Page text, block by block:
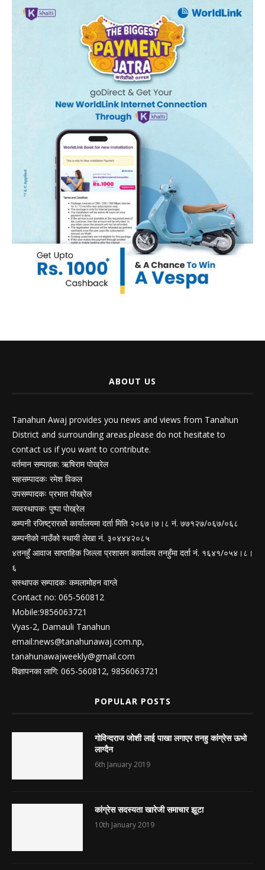
ABOUT US
Tanahun Awaj provides you news and views from Tanahun
District and surrounding areas.please do not hesitate to
contact us if you want to contribute.
वर्तमान सम्पादक: ऋषिराम पोख्रेल
सहसम्पादकः रमेश विकल
उपसम्पादकः प्रभात पोख्रेल
व्यवस्थापकः पुष्पा पोख्रेल
कम्पनी रजिष्ट्रारको कार्यालयमा दर्ता मिति २०६७।७।८ नं. ७७१२७/०६७/०६८
कम्पनीको नाउँको स्थायी लेखा नं. ३०४४४२०८५
४तनहुँ आवाज साप्ताहिक जिल्ला प्रशासन कार्यालय तनहुँमा दर्ता नं. १६४१/०५४।८।
६
सस्थापक सम्पादकः कमलामोहन वाग्ले
Contact no: 065-560812
Mobile:9856063721
Vyas-2, Damauli Tanahun
email:news@tanahunawaj.com.np,
tanahunawajweekly@gmail.com
विज्ञापनका लागि: 065-560812, 9856063721
POPULAR POSTS
गोविन्दराज जोशी लाई पाखा लगाएर तनहु कांग्रेस ऊभो
लाग्दैन
6th January 2019
कांग्रेस सदस्यता खारेजी समाचार झूटा
10th January 2019